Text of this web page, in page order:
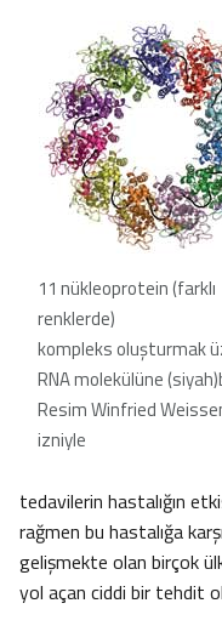
11 nükleoprotein (farklı
renklerde)
kompleks oluşturmak
RNA molekülüne
Resim Winfried
izniyle
tedavilerin hastalığın
rağmen bu hastalığa
gelişmekte olan birçok
yol açan ciddi bir tehdit